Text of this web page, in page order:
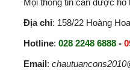
Mọi thông tin cần được hỗ
Địa chỉ: 158/22 Hoàng
Hotline:028 2248 6888 -
Email: